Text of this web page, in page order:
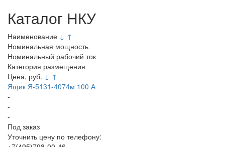
Каталог НКУ
Наименование ↓ ↑
Номинальная мощность
Номинальный рабочий ток
Категория размещения
Цена, руб. ↓ ↑
Ящик Я-5131-4074м 100 А
-
-
-
Под заказ
Уточнить цену по телефону: